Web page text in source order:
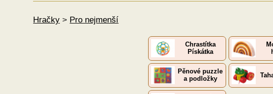
Hračky > Pro nejmenší
Chrastítka
Pískátka
Pěnové puzzle
a podložky